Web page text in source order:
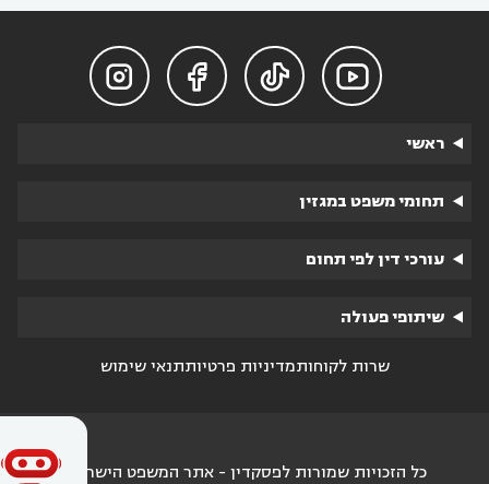




ראשי
תחומי משפט במגזין
עורכי דין לפי תחום
שיתופי פעולה
שרות לקוחותמדיניות פרטיותתנאי שימוש
כל הזכויות שמורות לפסקדין - אתר המשפט הישראלי